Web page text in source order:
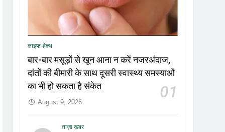
लाइफ-हेल्थ
बार-बार मसूड़ों से खून आना न करें नजरअंदाज,
दांतों की बीमारी के साथ दूसरी स्वास्थ्य समस्याओं
का भी हो सकता है संकेत
01
August 9, 2026
ताज़ा ख़बर